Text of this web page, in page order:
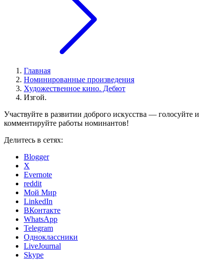
Главная
Номинированные произведения
Художественное кино. Дебют
Изгой.
Участвуйте в развитии доброго искусства — голосуйте и
комментируйте работы номинантов!
Делитесь в сетях:
Blogger
X
Evernote
reddit
Мой Мир
LinkedIn
ВКонтакте
WhatsApp
Telegram
Одноклассники
LiveJournal
Skype